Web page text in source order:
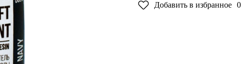
Добавить в избранное 0